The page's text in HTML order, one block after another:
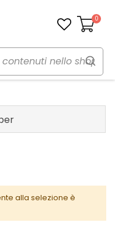
Carrello
0
alla selezione è